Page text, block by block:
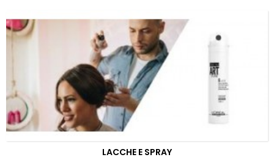
LACCHE E SPRAY